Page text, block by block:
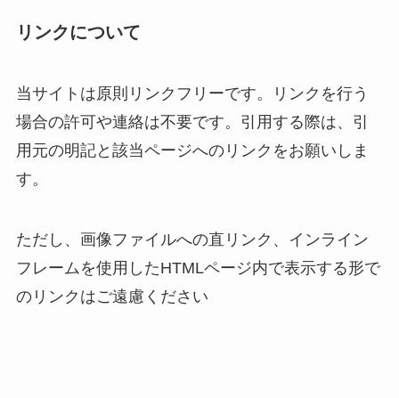
リンクについて
当サイトは原則リンクフリーです。リンクを行う
場合の許可や連絡は不要です。引用する際は、引
用元の明記と該当ページへのリンクをお願いしま
す。
ただし、画像ファイルへの直リンク、インライン
フレームを使用したHTMLページ内で表示する形で
のリンクはご遠慮ください